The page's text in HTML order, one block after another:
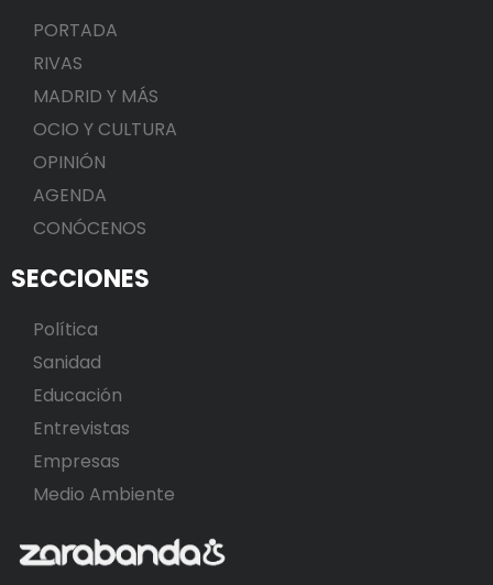
PORTADA
RIVAS
MADRID Y MÁS
OCIO Y CULTURA
OPINIÓN
AGENDA
CONÓCENOS
SECCIONES
Política
Sanidad
Educación
Entrevistas
Empresas
Medio Ambiente